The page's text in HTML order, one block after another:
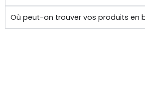
qualit
Où peut-on trouver vos produits en